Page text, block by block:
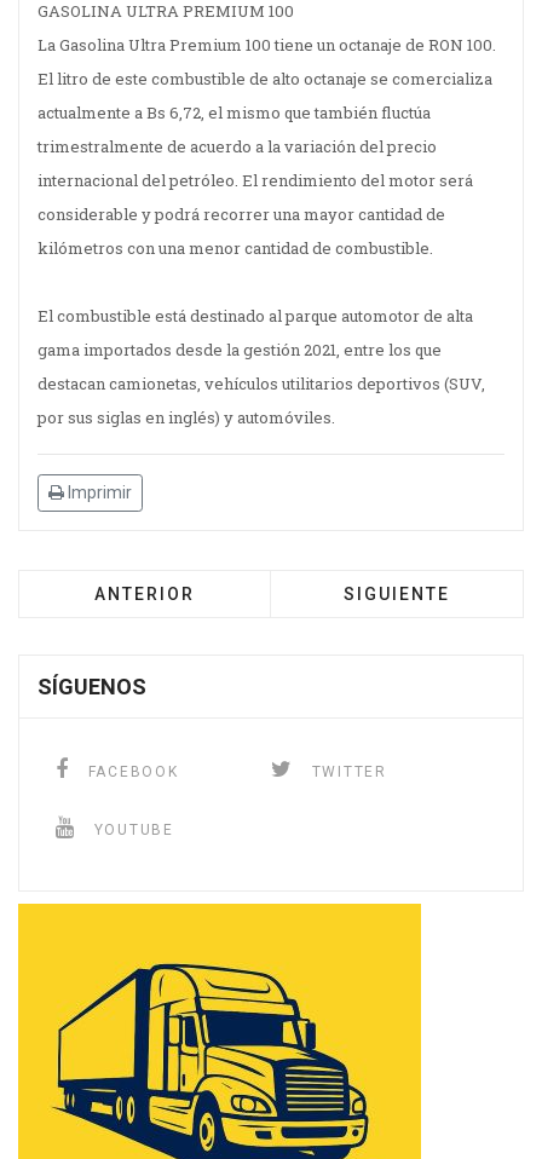
GASOLINA ULTRA PREMIUM 100
La Gasolina Ultra Premium 100 tiene un octanaje de RON 100.
El litro de este combustible de alto octanaje se comercializa
actualmente a Bs 6,72, el mismo que también fluctúa
trimestralmente de acuerdo a la variación del precio
internacional del petróleo. El rendimiento del motor será
considerable y podrá recorrer una mayor cantidad de
kilómetros con una menor cantidad de combustible.
El combustible está destinado al parque automotor de alta
gama importados desde la gestión 2021, entre los que
destacan camionetas, vehículos utilitarios deportivos (SUV,
por sus siglas en inglés) y automóviles.
Imprimir
ANTERIOR SIGUIENTE
SÍGUENOS
FACEBOOK TWITTER
YOUTUBE